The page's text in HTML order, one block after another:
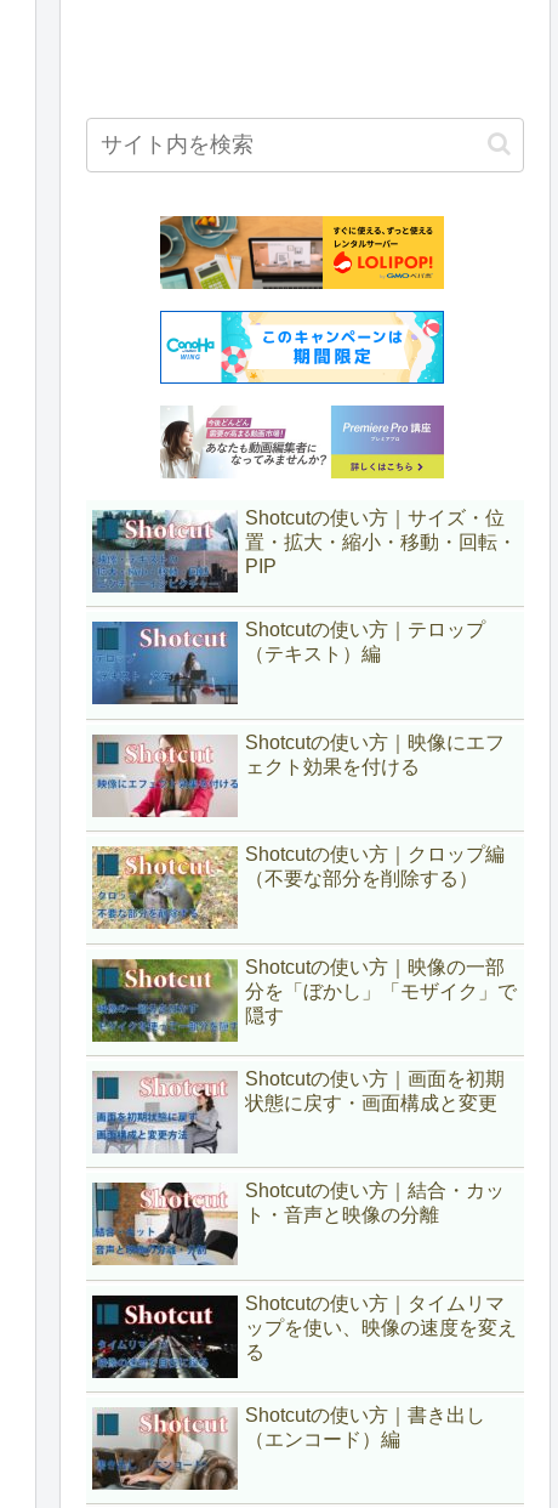
Shotcutの使い方｜サイズ・位
置・拡大・縮小・移動・回転・
PIP
Shotcutの使い方｜テロップ
（テキスト）編
Shotcutの使い方｜映像にエフ
ェクト効果を付ける
Shotcutの使い方｜クロップ編
（不要な部分を削除する）
Shotcutの使い方｜映像の一部
分を「ぼかし」「モザイク」で
隠す
Shotcutの使い方｜画面を初期
状態に戻す・画面構成と変更
Shotcutの使い方｜結合・カッ
ト・音声と映像の分離
Shotcutの使い方｜タイムリマ
ップを使い、映像の速度を変え
る
Shotcutの使い方｜書き出し
（エンコード）編